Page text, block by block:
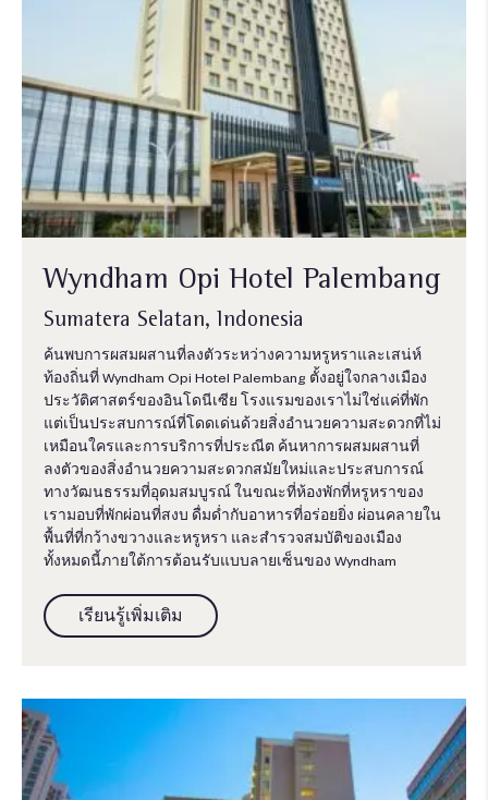
Wyndham Opi Hotel Palembang
Sumatera Selatan, Indonesia
ค้นพบการผสมผสานที่ลงตัวระหว่างความหรูหราและเสน่ห์
ท้องถิ่นที่ Wyndham Opi Hotel Palembang ตั้งอยู่ใจกลางเมือง
ประวัติศาสตร์ของอินโดนีเซีย โรงแรมของเราไม่ใช่แค่ที่พัก
แต่เป็นประสบการณ์ที่โดดเด่นด้วยสิ่งอำนวยความสะดวกที่ไม่
เหมือนใครและการบริการที่ประณีต ค้นหาการผสมผสานที่
ลงตัวของสิ่งอำนวยความสะดวกสมัยใหม่และประสบการณ์
ทางวัฒนธรรมที่อุดมสมบูรณ์ ในขณะที่ห้องพักที่หรูหราของ
เรามอบที่พักผ่อนที่สงบ ดื่มด่ำกับอาหารที่อร่อยยิ่ง ผ่อนคลายใน
พื้นที่ที่กว้างขวางและหรูหรา และสำรวจสมบัติของเมือง
ทั้งหมดนี้ภายใต้การต้อนรับแบบลายเซ็นของ Wyndham
เรียนรู้เพิ่มเติม